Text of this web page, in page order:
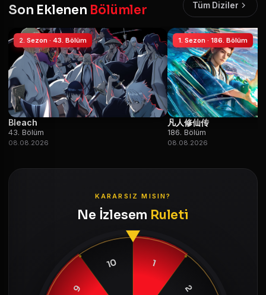
Son Eklenen Bölümler Tüm Diziler
2. Sezon · 43. Bölüm
Bleach
43. Bölüm
08.08.2026
1. Sezon · 186. Bölüm
凡人修仙传
186. Bölüm
08.08.2026
KARARSIZ MISIN?
Ne İzlesem Ruleti
1
2
9
10